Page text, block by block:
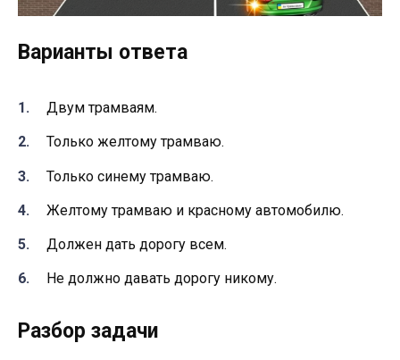
Варианты ответа
Двум трамваям.
Только желтому трамваю.
Только синему трамваю.
Желтому трамваю и красному автомобилю.
Должен дать дорогу всем.
Не должно давать дорогу никому.
Разбор задачи